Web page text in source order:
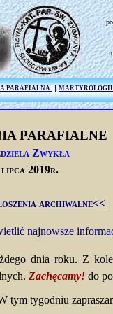
PARAFIALNA
PARAFIALNE
Zwykła
lipca 2019r.
archiwalne<<
najnowsze
dnia roku. Z
Zachęcamy! do
tym tygodniu